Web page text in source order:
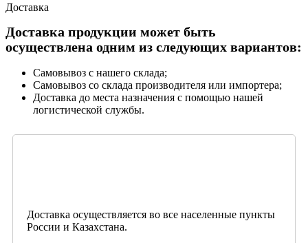
Доставка
Доставка продукции может быть
осуществлена одним из следующих вариантов:
Самовывоз с нашего склада;
Самовывоз со склада производителя или импортера;
Доставка до места назначения с помощью нашей
логистической службы.
Доставка осуществляется во все населенные пункты
России и Казахстана.